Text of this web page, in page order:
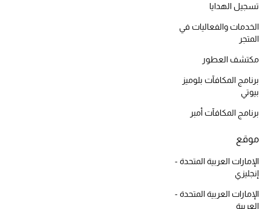
مستحضرات العناية
مستحضرات الاستحمام والعناية بالجسم
العناية بالشعر
الصحة والعافية
هدايا
الجمال في بلوميز
تسجيل الهدايا
الخدمات والفعاليات في
المتجر
مكتشف العطور
برنامج المكافآت بلوميز
بيوتي
برنامج المكافآت أمبر
موقع
الإمارات العربية المتحدة -
إنجليزي
الإمارات العربية المتحدة -
العربية